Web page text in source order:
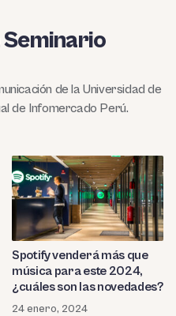
de la Universidad de
de Infomercado Perú.
Spotify venderá más que
música para este 2024,
¿cuáles son las novedades?
24 enero, 2024